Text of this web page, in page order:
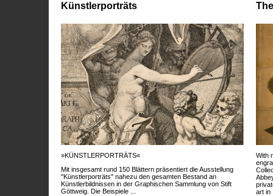
Künstlerporträts
»KÜNSTLERPORTRÄTS«
Mit insgesamt rund 150 Blättern präsentiert die Ausstellung
"Künstlerporträts" nahezu den gesamten Bestand an
Künstlerbildnissen in der Graphischen Sammlung von Stift
Göttweig. Die Beispiele ...
With
art in